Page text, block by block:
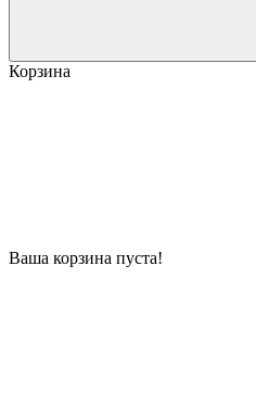
Корзина
Ваша корзина пуста!